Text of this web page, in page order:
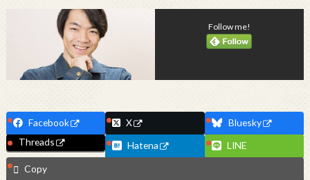
Follow me!
Facebook X
Bluesky
Threads
Hatena
LINE
Copy